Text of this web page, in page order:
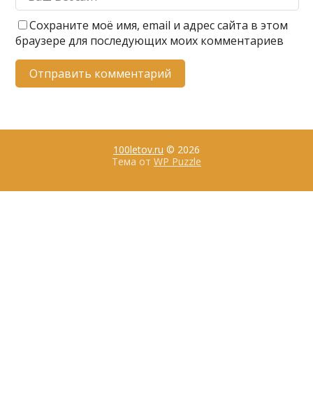
Сохраните моё имя, email и адрес сайта в этом
браузере для последующих моих комментариев
100letov.ru © 2026
Тема от WP Puzzle